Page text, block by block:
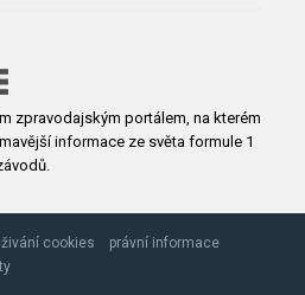
zpravodajským portálem, na kterém
informace ze světa formule 1
cookies
právní informace